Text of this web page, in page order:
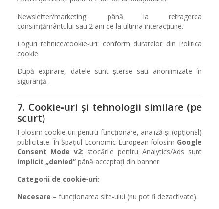
Newsletter/marketing: până la retragerea
consimțământului sau 2 ani de la ultima interacțiune.
Loguri tehnice/cookie‑uri: conform duratelor din Politica
cookie.
După expirare, datele sunt șterse sau anonimizate în
siguranță.
7. Cookie‑uri și tehnologii similare (pe
scurt)
Folosim cookie‑uri pentru funcționare, analiză și (opțional)
publicitate. În Spațiul Economic European folosim Google
Consent Mode v2: stocările pentru Analytics/Ads sunt
implicit „denied” până acceptați din banner.
Categorii de cookie‑uri:
Necesare – funcționarea site‑ului (nu pot fi dezactivate).